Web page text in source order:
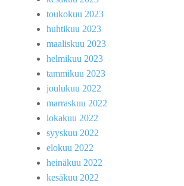
toukokuu 2023
huhtikuu 2023
maaliskuu 2023
helmikuu 2023
tammikuu 2023
joulukuu 2022
marraskuu 2022
lokakuu 2022
syyskuu 2022
elokuu 2022
heinäkuu 2022
kesäkuu 2022